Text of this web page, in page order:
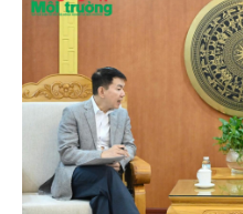
trưởng khá. Diện tích
thủy sản đều tăng nhẹ.